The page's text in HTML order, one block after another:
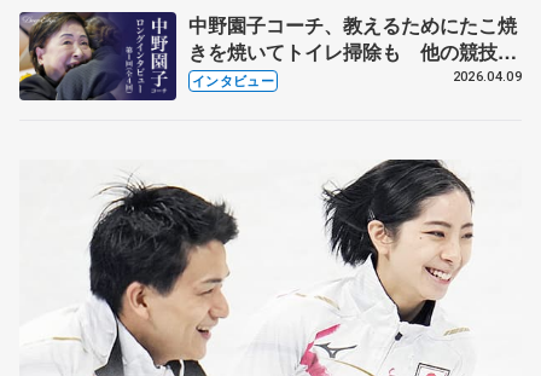
中野園子コーチ、教えるためにたこ焼
きを焼いてトイレ掃除も 他の競技に
も通用するという坂本花織の筋肉
インタビュー 2026.04.09